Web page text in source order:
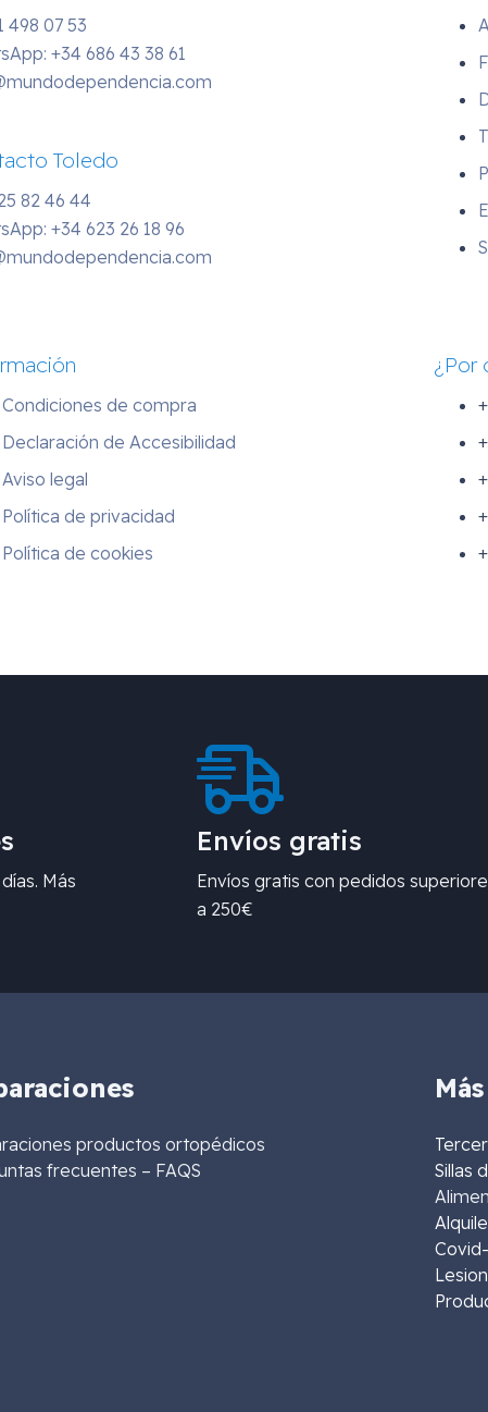
498 07 53
+34 686 43 38 61
Toledo
82 46 44
+34 623 26 18 96
Condiciones de compra
Declaración de Accesibilidad
Aviso legal
Política de privacidad
Política de cookies
¿Por
Más
Envíos gratis
Envíos gratis con pedidos
a 250€
productos ortopédicos
frecuentes – FAQS
Sillas